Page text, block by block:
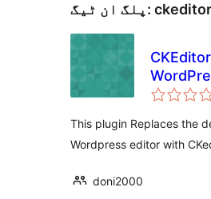
پلگ ان ٹیگ: ckeditor
This plugin Replaces the
Wordpress editor with
doni2000